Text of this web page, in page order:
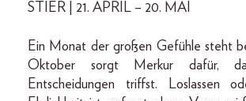
STIER | 21. APRIL – 20. MAI
Ein Monat der großen Gefühle steht
Oktober sorgt Merkur dafür,
Entscheidungen triffst. Loslassen